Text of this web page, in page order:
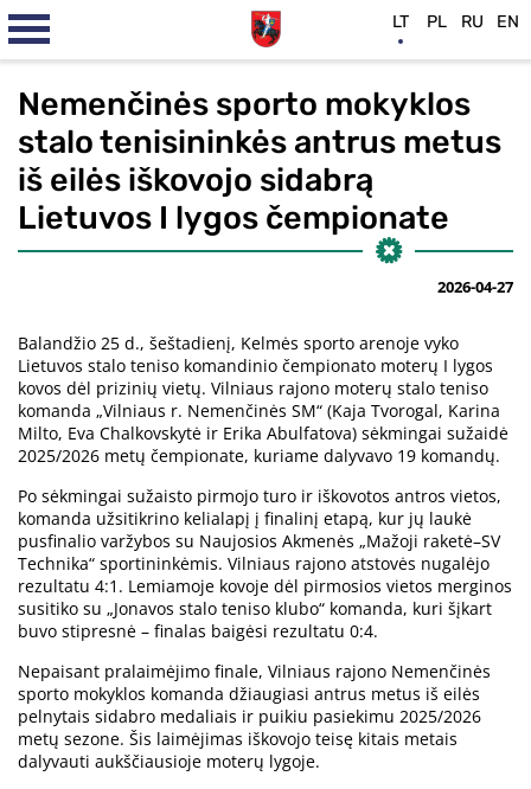
Nemenčinės sporto mokyklos
stalo tenisininkės antrus metus
iš eilės iškovojo sidabrą
Lietuvos I lygos čempionate
2026-04-27
Balandžio 25 d., šeštadienį, Kelmės sporto arenoje vyko
Lietuvos stalo teniso komandinio čempionato moterų I lygos
kovos dėl prizinių vietų. Vilniaus rajono moterų stalo teniso
komanda „Vilniaus r. Nemenčinės SM“ (Kaja Tvorogal, Karina
Milto, Eva Chalkovskytė ir Erika Abulfatova) sėkmingai sužaidė
2025/2026 metų čempionate, kuriame dalyvavo 19 komandų.
Po sėkmingai sužaisto pirmojo turo ir iškovotos antros vietos,
komanda užsitikrino kelialapį į finalinį etapą, kur jų laukė
pusfinalio varžybos su Naujosios Akmenės „Mažoji raketė–SV
Technika“ sportininkėmis. Vilniaus rajono atstovės nugalėjo
rezultatu 4:1. Lemiamoje kovoje dėl pirmosios vietos merginos
susitiko su „Jonavos stalo teniso klubo“ komanda, kuri šįkart
buvo stipresnė – finalas baigėsi rezultatu 0:4.
Nepaisant pralaimėjimo finale, Vilniaus rajono Nemenčinės
sporto mokyklos komanda džiaugiasi antrus metus iš eilės
pelnytais sidabro medaliais ir puikiu pasiekimu 2025/2026
metų sezone. Šis laimėjimas iškovojo teisę kitais metais
dalyvauti aukščiausioje moterų lygoje.
LT PL RU EN